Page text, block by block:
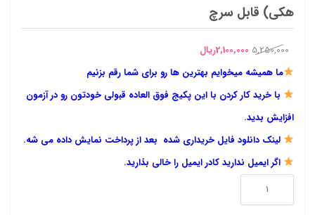
هکی) قابل سرچ
5,250,000 قیمت
اصلی
5,250,000ریال
بود.
2,100,000ریال
فعلی
2,100,000ریال
ما همیشه میخوایم بهترین ها رو برای شما رقم بزنیم
با خرید کار کردن با این پکیج فوق العاده قبولی خودتون رو در آزمون
افزایش بدید.
لینک دانلود فایل خریداری شده بعد از پرداخت نمایش داده می شه.
اگر ایمیل ندارید کادر ایمیل را خالی بذارید.
کتاب